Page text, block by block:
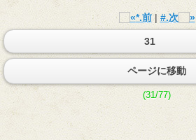
*.前| #.次
31
ページに移動
(31/77)